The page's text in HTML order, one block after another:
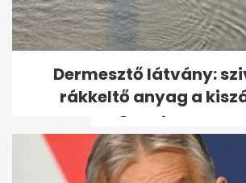
Sport TV-re
kézilabda: új
megállapodás
Dermesztő látvány:
rákkeltő anyag a